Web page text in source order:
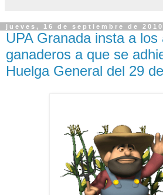
jueves, 16 de septiembre de 2010
UPA Granada insta a
ganaderos a que se
Huelga General del 29